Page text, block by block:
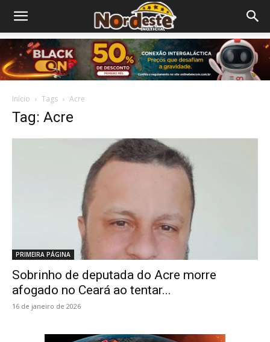
Início Tags Acre
Tag: Acre
PRIMEIRA PÁGINA
Sobrinho de deputada do Acre morre
afogado no Ceará ao tentar...
16 de janeiro de 2026